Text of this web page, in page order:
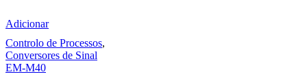
Adicionar
Controlo de Processos,
Conversores de Sinal
EM-M40